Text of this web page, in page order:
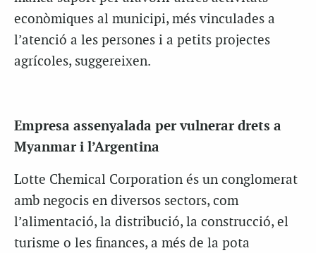
econòmiques al municipi, més vinculades a
l’atenció a les persones i a petits projectes
agrícoles, suggereixen.
Empresa assenyalada per vulnerar drets a
Myanmar i l’Argentina
Lotte Chemical Corporation és un conglomerat
amb negocis en diversos sectors, com
l’alimentació, la distribució, la construcció, el
turisme o les finances, a més de la pota